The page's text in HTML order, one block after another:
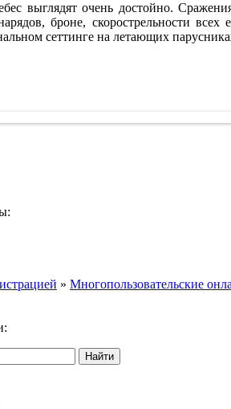
выглядят очень достойно.
броне, скорострельности
сеттинге на летающих
» Многопользовательские